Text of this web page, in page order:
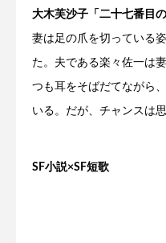
大木芙沙子「二十七番目の
妻は足の爪を切っている
た。夫である楽々佐一は
つも耳をそばだてながら
いる。だが、チャンスは
SF小説×SF短歌